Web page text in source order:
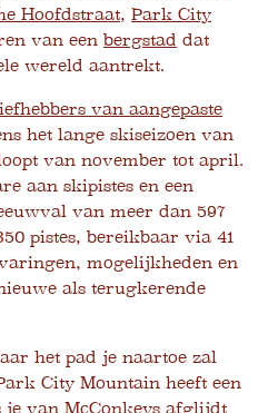
Hoofdstraat, Park City
van een bergstad dat
wereld aantrekt.
van aangepaste
het lange skiseizoen van
van november tot april.
aan skipistes en een
van meer dan 597
pistes, bereikbaar via 41
mogelijkheden en
als terugkerende
het pad je naartoe zal
City Mountain heeft een
van McConkeys afglijdt